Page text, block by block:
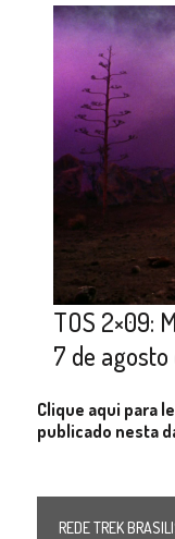
TOS 2×09:
7 de agosto
Clique aqui para
publicado nesta
REDE TREK